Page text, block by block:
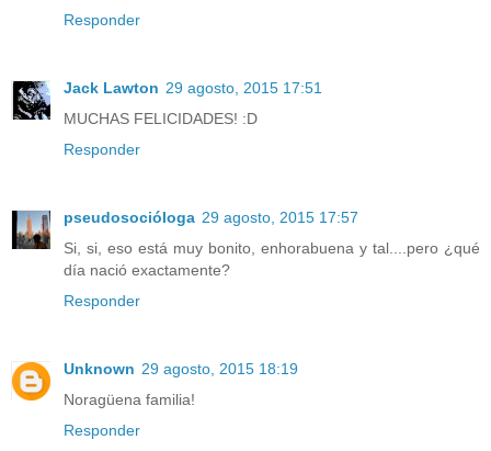
Responder
Jack Lawton 29 agosto, 2015 17:51
MUCHAS FELICIDADES! :D
Responder
pseudosocióloga 29 agosto, 2015 17:57
Si, si, eso está muy bonito, enhorabuena y tal....pero ¿qué
día nació exactamente?
Responder
Unknown 29 agosto, 2015 18:19
Noragüena familia!
Responder